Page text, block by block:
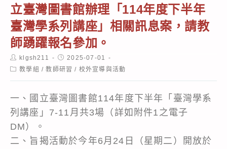
立臺灣圖書館辦理「114年度下半年
臺灣學系列講座」相關訊息案，請教
師踴躍報名參加。
Post
author:
klgsh211
Post
published:
2025-07-01
Post教學組 / 教師研習 / 校外宣導與活動
一、國立臺灣圖書館114年度下半年「臺灣學系
列講座」7-11月共3場（詳如附件1之電子
DM）。
二、旨揭活動於今年6月24日（星期二）開放於